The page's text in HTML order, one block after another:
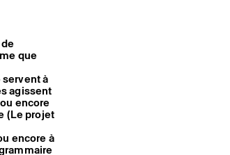
que
à
agissent
encore
(Le projet
encore à